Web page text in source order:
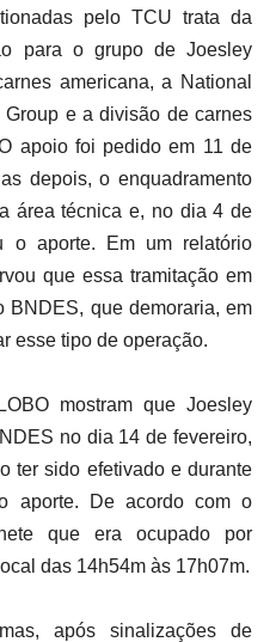
pelo TCU trata da
para o grupo de Joesley
americana, a National
Group e a divisão de carnes
apoio foi pedido em 11 de
depois, o enquadramento
área técnica e, no dia 4 de
o aporte. Em um relatório
que essa tramitação em
BNDES, que demoraria, em
esse tipo de operação.
mostram que Joesley
no dia 14 de fevereiro,
ter sido efetivado e durante
aporte. De acordo com o
que era ocupado por
das 14h54m às 17h07m.
após sinalizações de